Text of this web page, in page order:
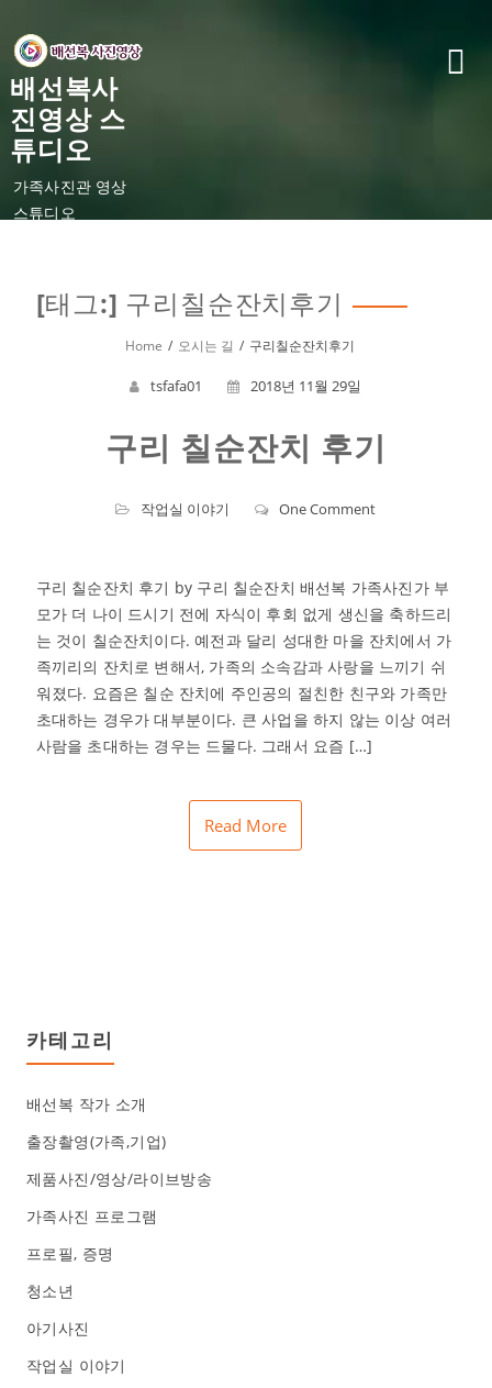
content
배선복사
진영상 스
튜디오
가족사진관 영상
스튜디오
[태그:] 구리칠순잔치후기
Home 오시는 길 구리칠순잔치후기
tsfafa01 2018년 11월 29일
구리 칠순잔치 후기
작업실 이야기 One Comment
구리 칠순잔치 후기 by 구리 칠순잔치 배선복 가족사진가 부
모가 더 나이 드시기 전에 자식이 후회 없게 생신을 축하드리
는 것이 칠순잔치이다. 예전과 달리 성대한 마을 잔치에서 가
족끼리의 잔치로 변해서, 가족의 소속감과 사랑을 느끼기 쉬
워졌다. 요즘은 칠순 잔치에 주인공의 절친한 친구와 가족만
초대하는 경우가 대부분이다. 큰 사업을 하지 않는 이상 여러
사람을 초대하는 경우는 드물다. 그래서 요즘 […]
Read More
카테고리
배선복 작가 소개
출장촬영(가족,기업)
제품사진/영상/라이브방송
가족사진 프로그램
프로필, 증명
청소년
아기사진
작업실 이야기